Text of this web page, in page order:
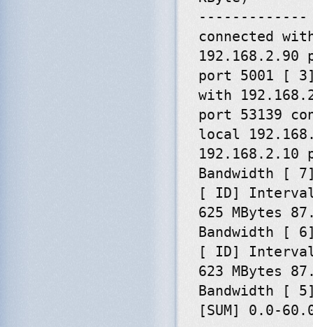
------------- [
connected
192.168.2.90
port 5001 [
with
port 53139
local
Bandwidth [
[ ID] Interval
625 MBytes
Bandwidth [
[ ID] Interval
623 MBytes
Bandwidth [
[SUM] 0.0-